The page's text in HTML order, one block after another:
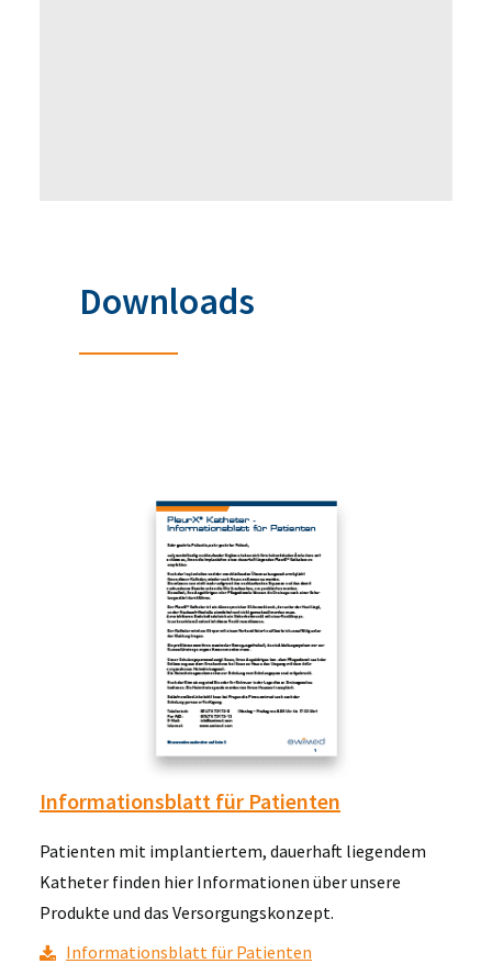
Downloads
Informationsblatt für Patienten
Patienten mit implantiertem, dauerhaft liegendem
Katheter finden hier Informationen über unsere
Produkte und das Versorgungskonzept.
Informationsblatt für Patienten